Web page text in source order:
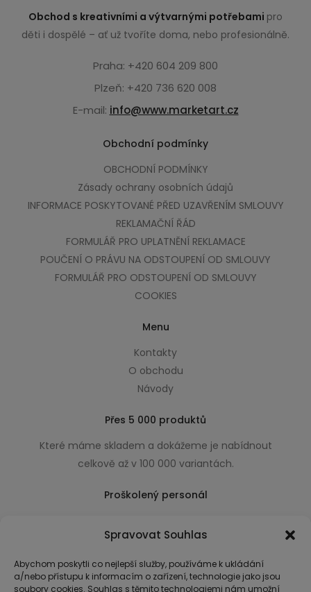
Spravovat Souhlas
Abychom poskytli co nejlepší služby, používáme k ukládání
a/nebo přístupu k informacím o zařízení, technologie jako jsou
soubory cookies. Souhlas s těmito technologiemi nám umožní
Obchod s kreativními a výtvarnými potřebami pro
děti i dospělé – ať už tvoříte doma, nebo profesionálně.
Praha: +420 604 209 800
Plzeň: +420 736 620 008
E-mail: info@www.marketart.cz
Obchodní podmínky
OBCHODNÍ PODMÍNKY
Zásady ochrany osobních údajů
INFORMACE POSKYTOVANÉ PŘED UZAVŘENÍM SMLOUVY
REKLAMAČNÍ ŘÁD
FORMULÁŘ PRO UPLATNĚNÍ REKLAMACE
POUČENÍ O PRÁVU NA ODSTOUPENÍ OD SMLOUVY
FORMULÁŘ PRO ODSTOUPENÍ OD SMLOUVY
COOKIES
Menu
Kontakty
O obchodu
Návody
Přes 5 000 produktů
Které máme skladem a dokážeme je nabídnout
celkově až v 100 000 variantách.
Proškolený personál
usnadňující nákup.